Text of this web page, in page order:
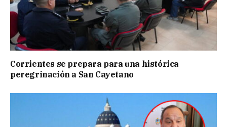
Corrientes se prepara para una histórica
peregrinación a San Cayetano